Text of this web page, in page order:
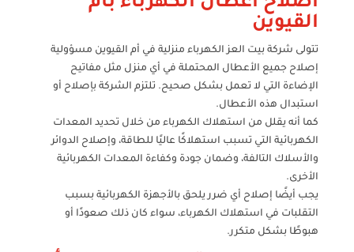
القيوين
تتولى شركة بيت العز الكهرباء منزلية في أم القيوين مسؤولية
إصلاح جميع الأعطال المحتملة في أي منزل مثل مفاتيح
الإضاءة التي لا تعمل بشكل صحيح. تلتزم الشركة بإصلاح أو
استبدال هذه الأعطال.
كما أنه يقلل من استهلاك الكهرباء من خلال تحديد المعدات
الكهربائية التي تسبب استهلاكًا عاليًا للطاقة، وإصلاح الدوائر
والأسلاك التالفة، وضمان جودة وكفاءة المعدات الكهربائية
الأخرى.
يجب أيضًا إصلاح أي ضرر يلحق بالأجهزة الكهربائية بسبب
التقلبات في استهلاك الكهرباء، سواء كان ذلك صعودًا أو
هبوطًا بشكل متكرر.